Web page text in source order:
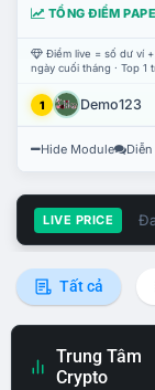
TỔNG ĐIỂM
Điểm live = số dư ví
ngày cuối tháng · Top 1
1 Demo123
Hide Module
LIVE PRICE
Tất cả
Trung Tâm
Crypto